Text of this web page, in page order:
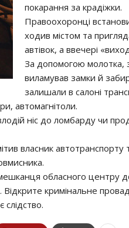
покарання за крадіжки.
Правоохоронці
ходив містом та
автівок, а ввечері
За допомогою молотка,
виламував замки й
залишали в салоні
автомагнітоли.
ніс до ломбарду чи
власник
обласного центру
Відкрите кримінальне
слідство.